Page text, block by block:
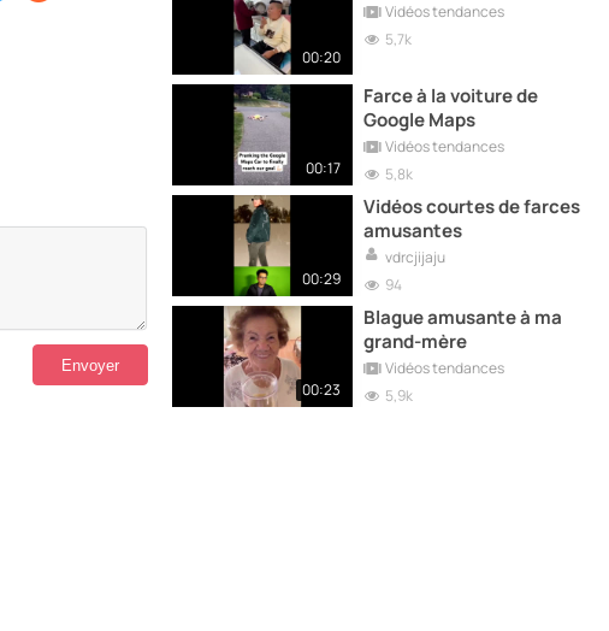
00:20
Vidéos tendances
5,7k
00:17
Farce à la voiture de
Google Maps
Vidéos tendances
5,8k
00:29
Vidéos courtes de farces
amusantes
vdrcjijaju
94
00:23
Blague amusante à ma
grand-mère
Vidéos tendances
5,9k